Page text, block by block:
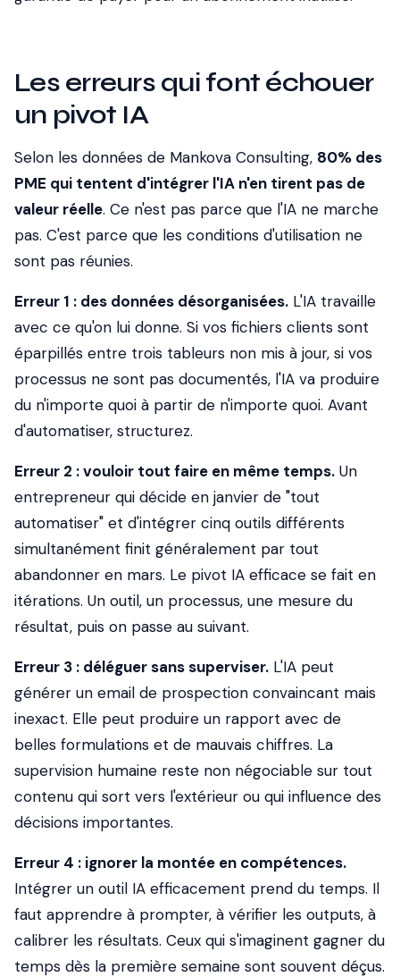
Les erreurs qui font échouer
un pivot IA
Selon les données de Mankova Consulting, 80% des
PME qui tentent d'intégrer l'IA n'en tirent pas de
valeur réelle. Ce n'est pas parce que l'IA ne marche
pas. C'est parce que les conditions d'utilisation ne
sont pas réunies.
Erreur 1 : des données désorganisées. L'IA travaille
avec ce qu'on lui donne. Si vos fichiers clients sont
éparpillés entre trois tableurs non mis à jour, si vos
processus ne sont pas documentés, l'IA va produire
du n'importe quoi à partir de n'importe quoi. Avant
d'automatiser, structurez.
Erreur 2 : vouloir tout faire en même temps. Un
entrepreneur qui décide en janvier de "tout
automatiser" et d'intégrer cinq outils différents
simultanément finit généralement par tout
abandonner en mars. Le pivot IA efficace se fait en
itérations. Un outil, un processus, une mesure du
résultat, puis on passe au suivant.
Erreur 3 : déléguer sans superviser. L'IA peut
générer un email de prospection convaincant mais
inexact. Elle peut produire un rapport avec de
belles formulations et de mauvais chiffres. La
supervision humaine reste non négociable sur tout
contenu qui sort vers l'extérieur ou qui influence des
décisions importantes.
Erreur 4 : ignorer la montée en compétences.
Intégrer un outil IA efficacement prend du temps. Il
faut apprendre à prompter, à vérifier les outputs, à
calibrer les résultats. Ceux qui s'imaginent gagner du
temps dès la première semaine sont souvent déçus.